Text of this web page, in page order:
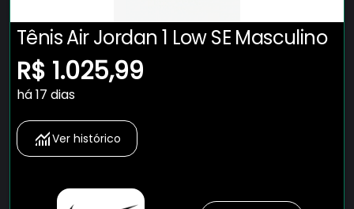
Tênis Air Jordan 1 Low SE Masculino
R$ 1.025,99
há 17 dias
Ver histórico